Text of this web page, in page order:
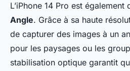
L’iPhone 14 Pro est également
Angle. Grâce à sa haute
de capturer des images à un
pour les paysages ou les
stabilisation optique garantit